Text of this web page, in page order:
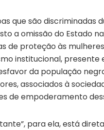
que são
a omissão do Estado
de proteção às
institucional, presente
da população
associados à
de empoderamento
para ela, está